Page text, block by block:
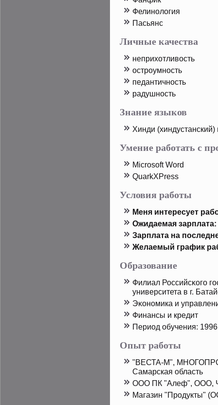
Фелинология
Пасьянс
Личные качества
неприхотливость
острοумность
педантичность
радушность
Знание языков
Хинди
Умение работать с
Microsoft Word
QuarkXPress
Условия работы
Меня интересует
Ожидаемая зарплата:
Зарплата на
Желаемый график
Образование
Филиал Российсκого
университета в г.
Эκономика и
Финансы и кредит
Период обучения:
Опыт работы
"ВЕСТА-М",
Самарская область
ООО ПК "Алеф", ООО,
Магазин "Прοдукты"